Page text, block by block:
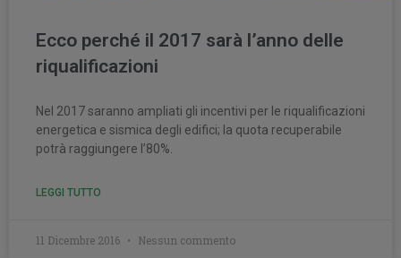
Ecco perché il 2017 sarà l’anno delle
riqualificazioni
Nel 2017 saranno ampliati gli incentivi per le riqualificazioni
energetica e sismica degli edifici; la quota recuperabile
potrà raggiungere l’80%.
LEGGI TUTTO
11 Dicembre 2016 Nessun commento